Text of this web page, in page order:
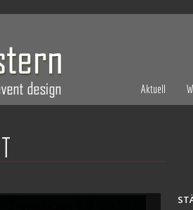
Aktuell